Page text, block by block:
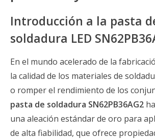
Introducción a la pasta
soldadura LED
En el mundo acelerado de la
la calidad de los materiales de
o romper el rendimiento de los
pasta de soldadura SN62PB36AG2
una aleación estándar de oro para
de alta fiabilidad, que ofrece